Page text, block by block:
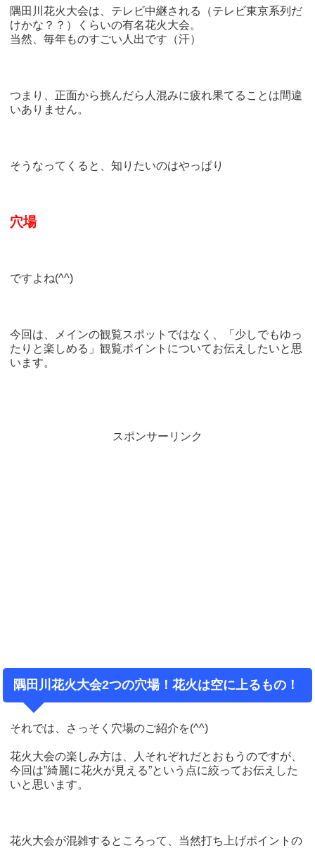
隅田川花火大会は、テレビ中継される（テレビ東京系列だ
けかな？？）くらいの有名花火大会。
当然、毎年ものすごい人出です（汗）
つまり、正面から挑んだら人混みに疲れ果てることは間違
いありません。
そうなってくると、知りたいのはやっぱり
穴場
ですよね(^^)
今回は、メインの観覧スポットではなく、「少しでもゆっ
たりと楽しめる」観覧ポイントについてお伝えしたいと思
います。
スポンサーリンク
隅田川花火大会2つの穴場！花火は空に上るもの！
それでは、さっそく穴場のご紹介を(^^)
花火大会の楽しみ方は、人それぞれだとおもうのですが、
今回は”綺麗に花火が見える”という点に絞ってお伝えした
いと思います。
花火大会が混雑するところって、当然打ち上げポイントの